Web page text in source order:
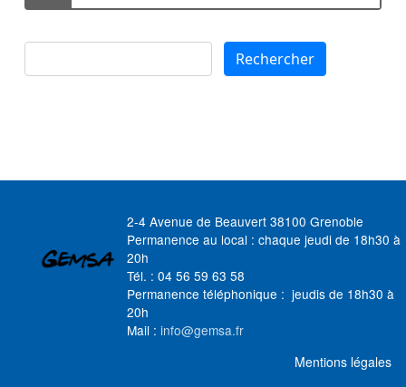
Rechercher Rechercher
2-4 Avenue de Beauvert 38100 Grenoble
Permanence au local : chaque jeudi de 18h30 à
20h
Tél. : 04 56 59 63 58
Permanence téléphonique : jeudis de 18h30 à
20h
Mail : info@gemsa.fr
Mentions légales